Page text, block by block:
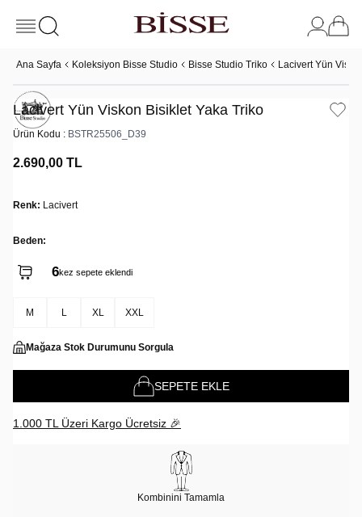
Ana Sayfa Koleksiyon Bisse Studio Bisse Studio Triko Lacivert Yün
Lacivert Yün Viskon Bisiklet Yaka Triko
Ürün Kodu : BSTR25506_D39
2.690,00 TL
Renk: Lacivert
Beden:
6kez sepete eklendi
M L XL XXL
Mağaza Stok Durumunu Sorgula
SEPETE EKLE
1.000 TL Üzeri Kargo Ücretsiz 🎉
Kombinini Tamamla